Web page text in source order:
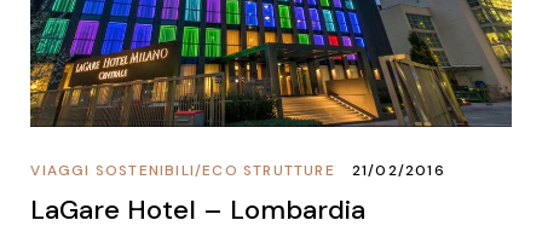
ECO STRUTTURE
/
VIAGGI SOSTENIBILI 21/02/2016
LaGare Hotel – Lombardia